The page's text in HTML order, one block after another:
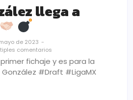
llega a
de 2023 -
comentarios
fichaje y es para la
#Draft #LigaMX